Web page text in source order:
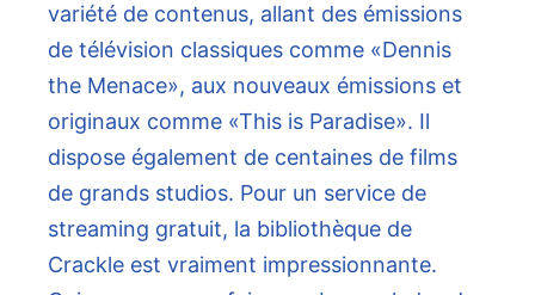
variété de contenus, allant des émissions
de télévision classiques comme «Dennis
the Menace», aux nouveaux émissions et
originaux comme «This is Paradise». Il
dispose également de centaines de films
de grands studios. Pour un service de
streaming gratuit, la bibliothèque de
Crackle est vraiment impressionnante.